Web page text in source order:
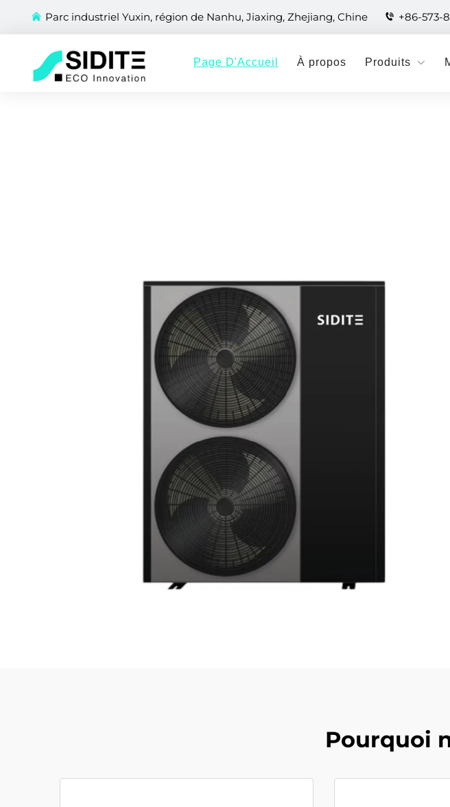
Parc industriel Yuxin, région de Nanhu, Jiaxing, Zhejiang, Chine +86-573-
Page D'Accueil À propos Produits
Pourquoi